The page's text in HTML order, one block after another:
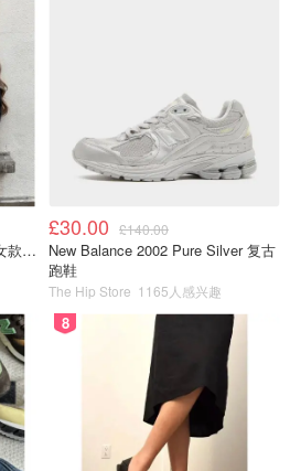
adidas Originals Superstar II 女款串珠休闲鞋 黑色
£30.00 £140.00
New Balance 2002 Pure Silver 复古
跑鞋
The Hip Store 1165人感兴趣
8